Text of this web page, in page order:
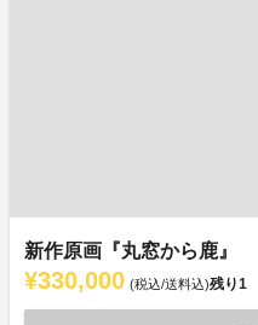
新作原画『丸窓から鹿』
¥330,000 (税込/送料込)残り1